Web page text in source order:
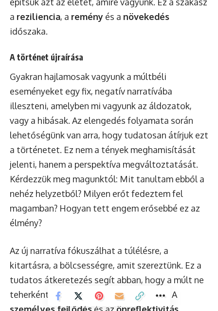
a reziliencia, a remény és a növekedés
időszaka.
A történet újraírása
Gyakran hajlamosak vagyunk a múltbéli
eseményeket egy fix, negatív narratívába
illeszteni, amelyben mi vagyunk az áldozatok,
vagy a hibásak. Az elengedés folyamata során
lehetőségünk van arra, hogy tudatosan átírjuk ezt
a történetet. Ez nem a tények meghamisítását
jelenti, hanem a perspektíva megváltoztatását.
Kérdezzük meg magunktól: Mit tanultam ebből a
nehéz helyzetből? Milyen erőt fedeztem fel
magamban? Hogyan tett engem erősebbé ez az
élmény?
Az új narratíva fókuszálhat a túlélésre, a
kitartásra, a bölcsességre, amit szereztünk. Ez a
tudatos átkeretezés segít abban, hogy a múlt ne
teherként, hanem tanítóként szolgáljon. A
személyes fejlődés és az önreflektivitás